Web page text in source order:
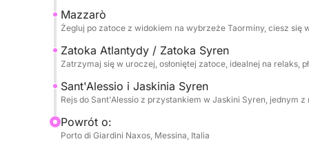
Mazzarò
Żegluj po zatoce z widokiem na wybrzeże Taorminy, ciesz
Zatoka Atlantydy / Zatoka Syren
Zatrzymaj się w uroczej, osłoniętej zatoce, idealnej na relaks,
Sant'Alessio i Jaskinia Syren
Rejs do Sant'Alessio z przystankiem w Jaskini Syren, jednym
Powrót o:
Porto di Giardini Naxos, Messina, Italia